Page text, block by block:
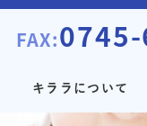
FAX:
キララについて